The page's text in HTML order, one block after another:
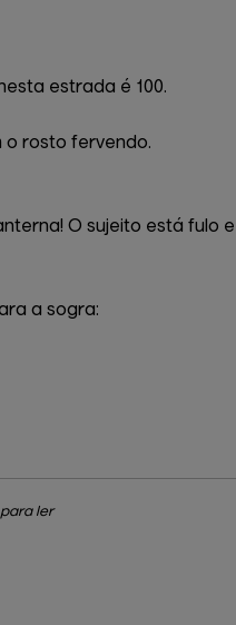
estrada é 100.
o rosto fervendo.
O sujeito está fulo
a sogra:
para ler